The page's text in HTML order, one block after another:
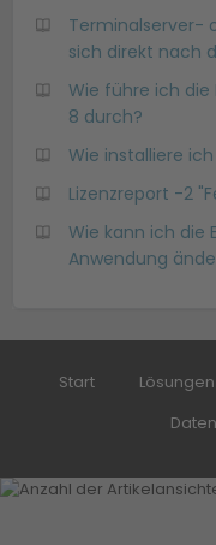
Terminalserver-
sich direkt nach
Wie führe ich die
8 durch?
Wie installiere ich
Lizenzreport -2
Wie kann ich die
Anwendung
Start Lösungen